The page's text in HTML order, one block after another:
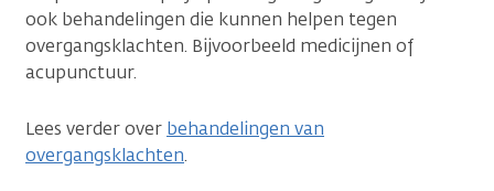
ook behandelingen die kunnen helpen tegen
overgangsklachten. Bijvoorbeeld medicijnen of
acupunctuur.
Lees verder over behandelingen van
overgangsklachten.